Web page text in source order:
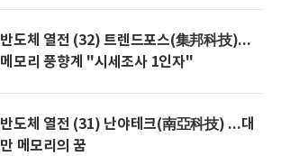
반도체 열전 (32) 트렌드포스(集邦科技)...
메모리 풍향계 "시세조사 1인자"
반도체 열전 (31) 난야테크(南亞科技) ...대
만 메모리의 꿈